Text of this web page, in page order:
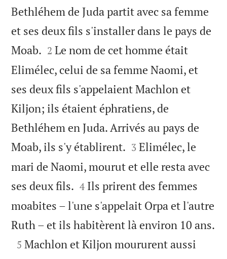
Bethléhem de Juda partit avec sa femme
et ses deux fils s'installer dans le pays de
Moab. 

2 Le nom de cet homme était
Elimélec, celui de sa femme Naomi, et
ses deux fils s'appelaient Machlon et
Kiljon; ils étaient éphratiens, de
Bethléhem en Juda. Arrivés au pays de
Moab, ils s'y établirent. 

3 Elimélec, le
mari de Naomi, mourut et elle resta avec
ses deux fils. 

4 Ils prirent des femmes
moabites – l'une s'appelait Orpa et l'autre
Ruth – et ils habitèrent là environ 10 ans.

5 Machlon et Kiljon moururent aussi